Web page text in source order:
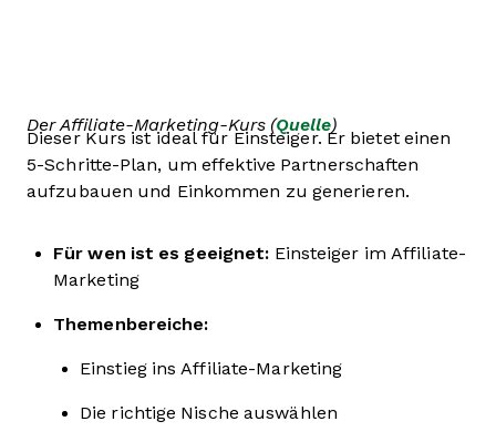
Der Affiliate-Marketing-Kurs (Quelle)
Dieser Kurs ist ideal für Einsteiger. Er bietet einen
5-Schritte-Plan, um effektive Partnerschaften
aufzubauen und Einkommen zu generieren.
Für wen ist es geeignet: Einsteiger im Affiliate-
Marketing
Themenbereiche:
Einstieg ins Affiliate-Marketing
Die richtige Nische auswählen